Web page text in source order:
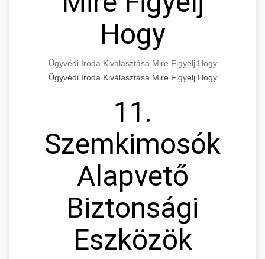
Hogy
Ügyvédi Iroda Kiválasztása Mire Figyelj Hogy
Ügyvédi Iroda Kiválasztása Mire Figyelj Hogy
11.
Szemkimosók
Alapvető
Biztonsági
Eszközök